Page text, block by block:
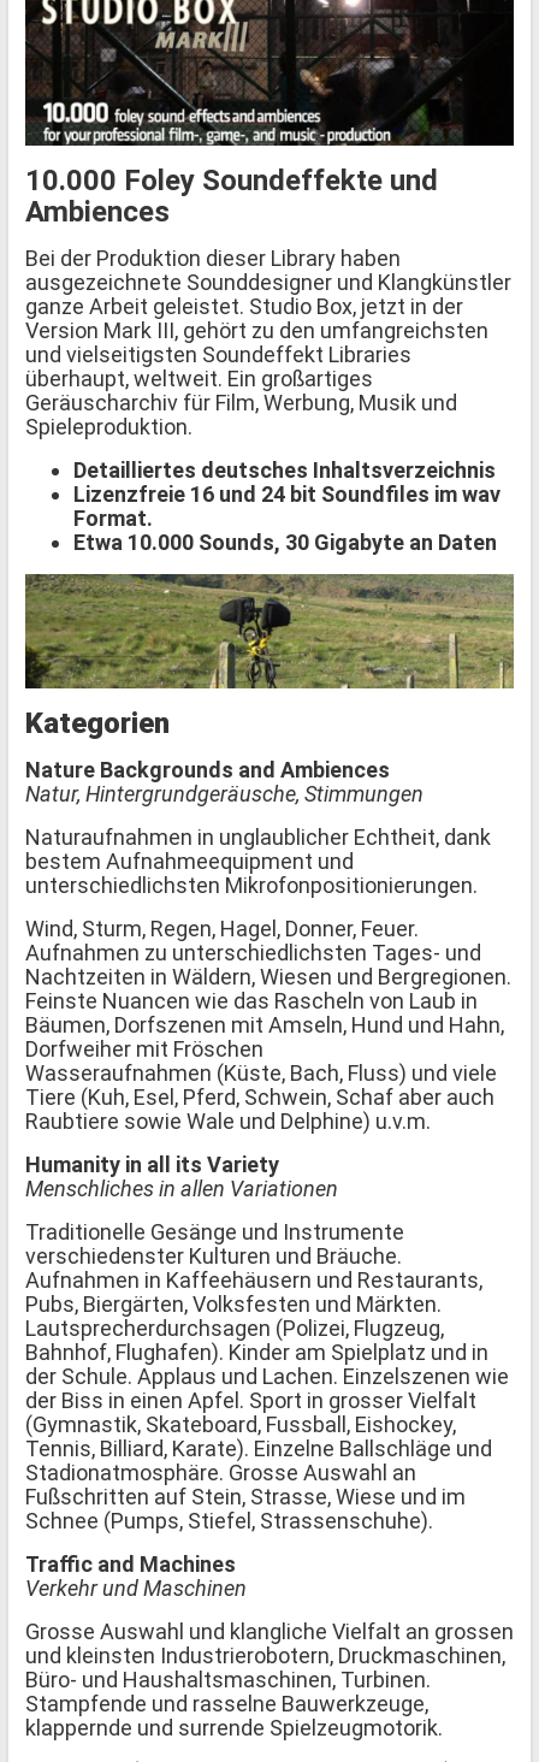
10.000 Foley Soundeffekte und
Ambiences
Bei der Produktion dieser Library haben
ausgezeichnete Sounddesigner und Klangkünstler
ganze Arbeit geleistet. Studio Box, jetzt in der
Version Mark III, gehört zu den umfangreichsten
und vielseitigsten Soundeffekt Libraries
überhaupt, weltweit. Ein großartiges
Geräuscharchiv für Film, Werbung, Musik und
Spieleproduktion.
Detailliertes deutsches Inhaltsverzeichnis
Lizenzfreie 16 und 24 bit Soundfiles im wav
Format.
Etwa 10.000 Sounds, 30 Gigabyte an Daten
Kategorien
Nature Backgrounds and Ambiences
Natur, Hintergrundgeräusche, Stimmungen
Naturaufnahmen in unglaublicher Echtheit, dank
bestem Aufnahmeequipment und
unterschiedlichsten Mikrofonpositionierungen.
Wind, Sturm, Regen, Hagel, Donner, Feuer.
Aufnahmen zu unterschiedlichsten Tages- und
Nachtzeiten in Wäldern, Wiesen und Bergregionen.
Feinste Nuancen wie das Rascheln von Laub in
Bäumen, Dorfszenen mit Amseln, Hund und Hahn,
Dorfweiher mit Fröschen
Wasseraufnahmen (Küste, Bach, Fluss) und viele
Tiere (Kuh, Esel, Pferd, Schwein, Schaf aber auch
Raubtiere sowie Wale und Delphine) u.v.m.
Humanity in all its Variety
Menschliches in allen Variationen
Traditionelle Gesänge und Instrumente
verschiedenster Kulturen und Bräuche.
Aufnahmen in Kaffeehäusern und Restaurants,
Pubs, Biergärten, Volksfesten und Märkten.
Lautsprecherdurchsagen (Polizei, Flugzeug,
Bahnhof, Flughafen). Kinder am Spielplatz und in
der Schule. Applaus und Lachen. Einzelszenen wie
der Biss in einen Apfel. Sport in grosser Vielfalt
(Gymnastik, Skateboard, Fussball, Eishockey,
Tennis, Billiard, Karate). Einzelne Ballschläge und
Stadionatmosphäre. Grosse Auswahl an
Fußschritten auf Stein, Strasse, Wiese und im
Schnee (Pumps, Stiefel, Strassenschuhe).
Traffic and Machines
Verkehr und Maschinen
Grosse Auswahl und klangliche Vielfalt an grossen
und kleinsten Industrierobotern, Druckmaschinen,
Büro- und Haushaltsmaschinen, Turbinen.
Stampfende und rasselne Bauwerkzeuge,
klappernde und surrende Spielzeugmotorik.